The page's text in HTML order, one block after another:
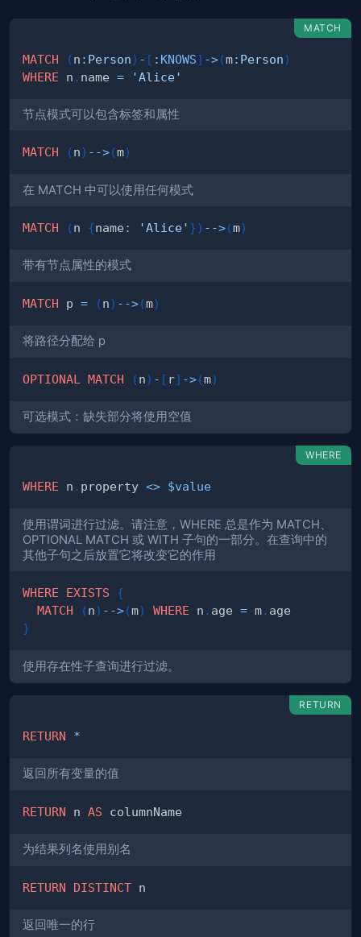
MATCH
MATCH (n : Person) - [ : KNOWS] ->(m: Person)
WHERE n . name = 'Alice'
节点模式可以包含标签和属性
MATCH (n) -->(m)
在 MATCH 中可以使用任何模式
MATCH (n {name : 'Alice' }) -->(m)
带有节点属性的模式
MATCH p = (n) -->(m)
将路径分配给 p
OPTIONAL MATCH (n) - [ r] ->(m)
可选模式：缺失部分将使用空值
WHERE
WHERE n . property <> $value
使用谓词进行过滤。请注意，WHERE 总是作为 MATCH、
OPTIONAL MATCH 或 WITH 子句的一部分。在查询中的
其他子句之后放置它将改变它的作用
WHERE EXISTS
{
MATCH
(n) -->(m) WHERE n . age = m.
}
使用存在性子查询进行过滤。
RETURN
RETURN *
返回所有变量的值
RETURN n AS
为结果列名使用别名
RETURN DISTINCT
返回唯一的行